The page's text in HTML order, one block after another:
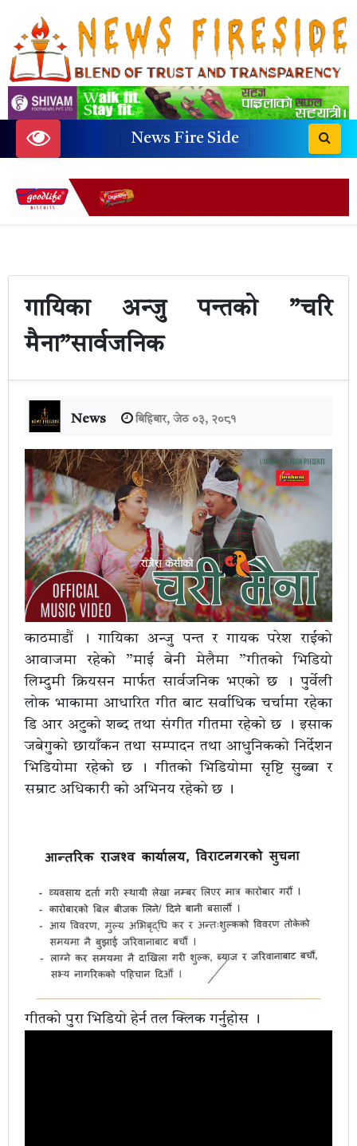
News Fire Side
गायिका अन्जु पन्तको ”चरि
मैना”सार्वजनिक
News बिहिबार, जेठ ०३, २०८१
काठमाडौं । गायिका अन्जु पन्त र गायक परेश राईको
आवाजमा रहेको ”माई बेनी मेलैमा ”गीतको भिडियो
लिम्दुमी क्रियसन मार्फत सार्वजनिक भएको छ । पुर्वेली
लोक भाकामा आधारित गीत बाट सर्वाधिक चर्चामा रहेका
डि आर अटुको शब्द तथा संगीत गीतमा रहेको छ । इसाक
जबेगुको छायाँकन तथा सम्पादन तथा आधुनिकको निर्देशन
भिडियोमा रहेको छ । गीतको भिडियोमा सृष्टि सुब्बा र
सम्राट अधिकारी को अभिनय रहेको छ ।
गीतको पुरा भिडियो हेर्न तल क्लिक गर्नुहोस ।